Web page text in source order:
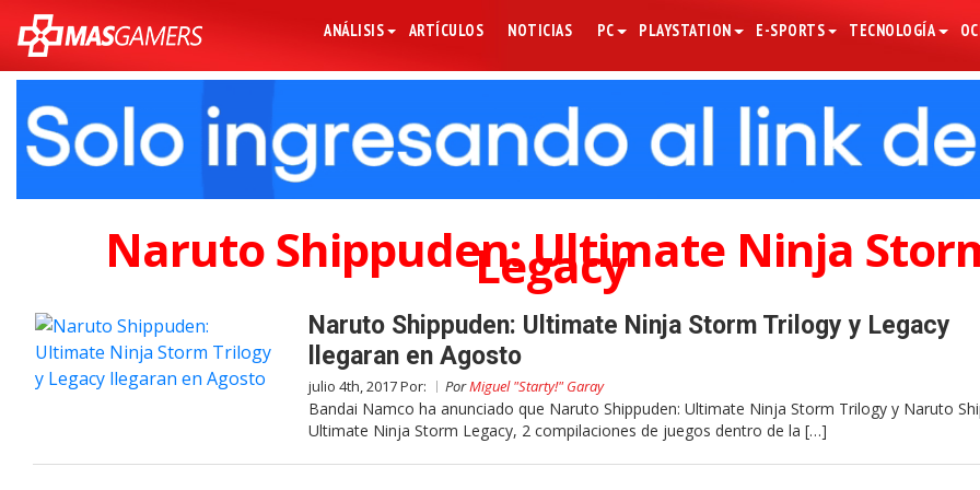
ANÁLISIS ARTÍCULOS NOTICIAS PC PLAYSTATION E-SPORTS TECNOLOGÍA
Naruto Shippuden: Ultimate Ninja
Legacy
Naruto Shippuden: Ultimate Ninja Storm Trilogy y Legacy
llegaran en Agosto
julio 4th, 2017 Por: PorMiguel "Starty!" Garay
Bandai Namco ha anunciado que Naruto Shippuden: Ultimate Ninja Storm Trilogy y Naruto
Ultimate Ninja Storm Legacy, 2 compilaciones de juegos dentro de la […]